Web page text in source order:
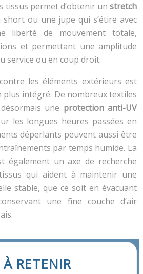
tissus permet d’obtenir un stretch
short ou une jupe qui s’étire avec
liberté de mouvement totale,
et permettant une amplitude
service ou en coup droit.
les éléments extérieurs est
plus intégré. De nombreux textiles
une protection anti-UV
les longues heures passées en
déperlants peuvent aussi être
par temps humide. La
également un axe de recherche
qui aident à maintenir une
stable, que ce soit en évacuant
une fine couche d’air
À RETENIR